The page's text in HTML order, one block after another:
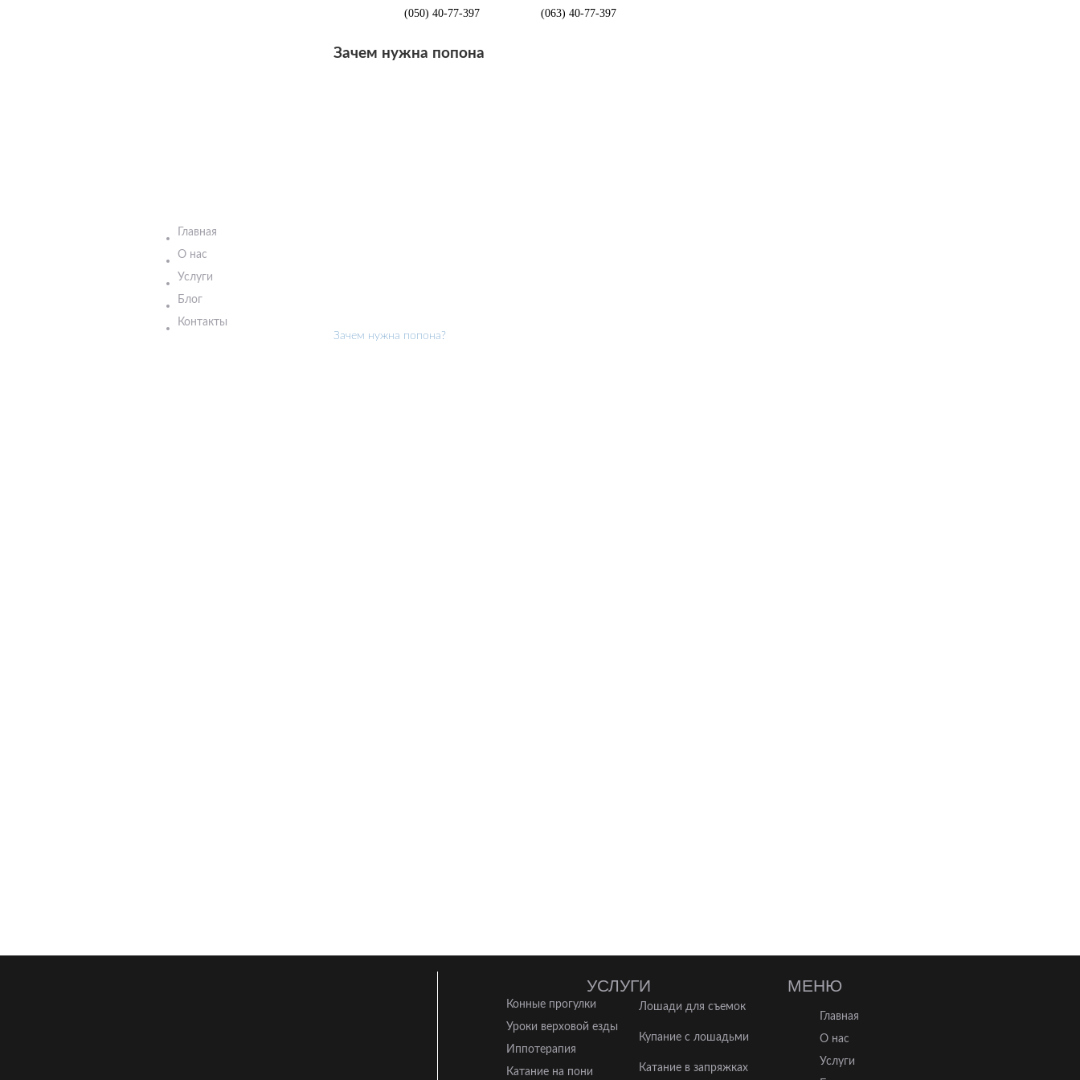
(050) 40-77-397 (063) 40-77-397
Главная
О нас
Услуги
Блог
Контакты
Зачем нужна попона
Зачем нужна попона?
УСЛУГИ
Конные прогулки
Уроки верховой езды
Иппотерапия
Катание на пони
Лошади для съемок
Купание с лошадьми
Катание в запряжках
МЕНЮ
Главная
О нас
Услуги